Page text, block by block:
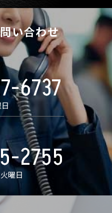
い合わせ
6737
2755
曜日